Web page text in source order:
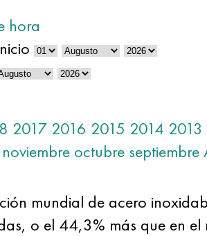
hora
2017 2016 2015 2014 2013
noviembre octubre septiembre
mundial de acero
o el 44,3% más que en